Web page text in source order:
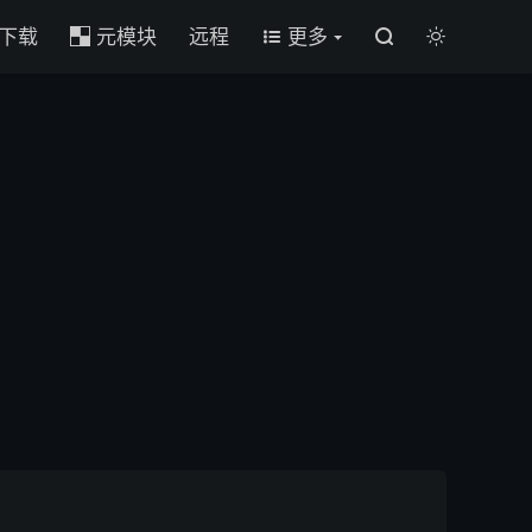
载  元模块 远程  更多  